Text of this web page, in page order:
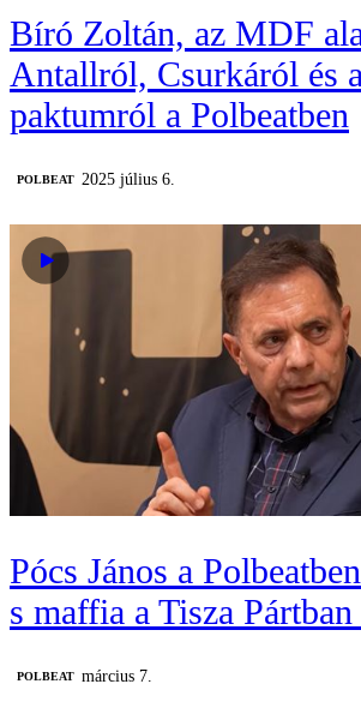
Bíró Zoltán, az MDF
Antallról, Csurkáról és
paktumról a Polbeatben
‎POLBEAT 2025 július 6.
Pócs János a
s maffia a Tisza
‎POLBEAT március 7.